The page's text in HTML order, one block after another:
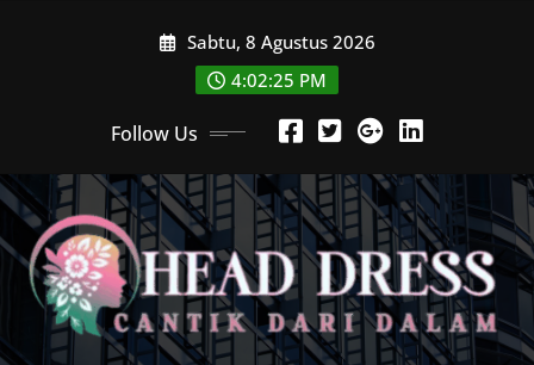
Sabtu, 8 Agustus 2026
4:02:27 PM
Follow Us